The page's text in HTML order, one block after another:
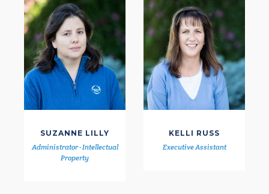
SUZANNE LILLY
Administrator - Intellectual
Property
KELLI RUSS
Executive Assistant